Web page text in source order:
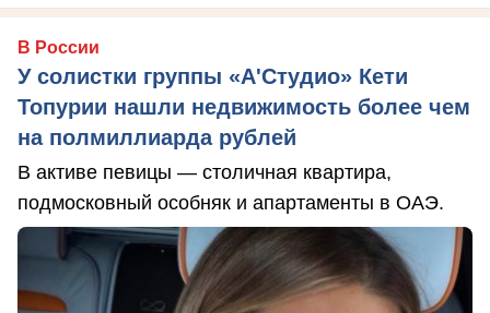
В России
У солистки группы «А'Студио» Кети
Топурии нашли недвижимость более чем
на полмиллиарда рублей
В активе певицы — столичная квартира,
подмосковный особняк и апартаменты в ОАЭ.